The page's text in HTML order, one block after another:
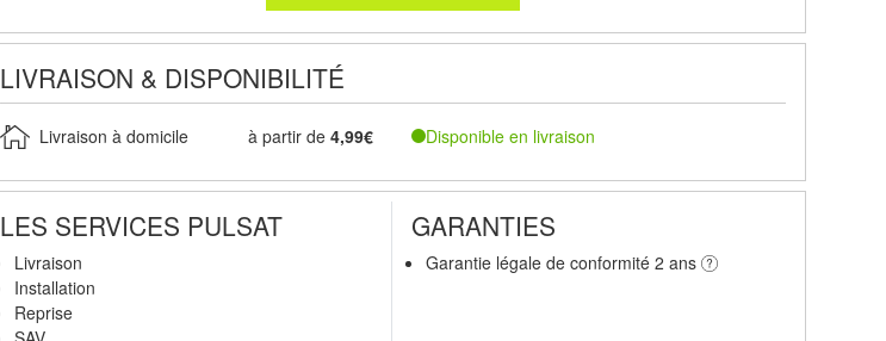
LIVRAISON & DISPONIBILITÉ
Livraison à domicile à partir de4,99€ Disponible en livraison
LES SERVICES PULSAT
Livraison
Installation
Reprise
GARANTIES
Garantie légale de conformité 2 ans